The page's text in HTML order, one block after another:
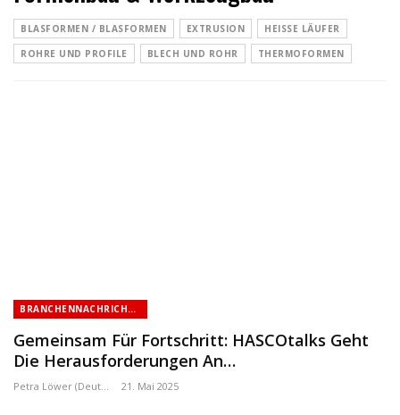
BLASFORMEN / BLASFORMEN EXTRUSION
HEISSE LÄUFER
ROHRE UND PROFILE
BLECH UND ROHR THERMOFORMEN
BRANCHENNACHRICHTEN
Gemeinsam Für Fortschritt: HASCOtalks Geht
Die Herausforderungen An…
Petra Löwer (Deutschland) 21. Mai 2025